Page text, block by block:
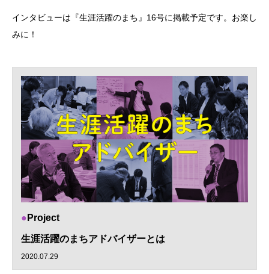
インタビューは『生涯活躍のまち』16号に掲載予定です。お楽し
みに！
Project
生涯活躍のまちアドバイザーとは
2020.07.29